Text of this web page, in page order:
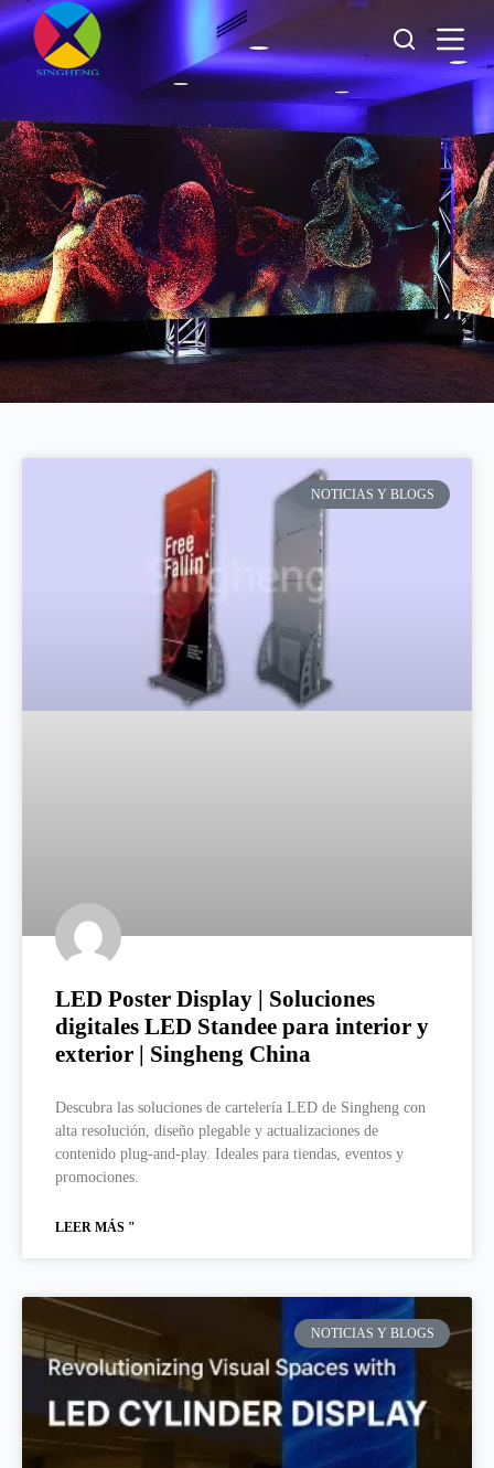
跳
过
内
NOTICIAS Y BLOGS
LED Poster Display | Soluciones
digitales LED Standee para interior y
exterior | Singheng China
Descubra las soluciones de cartelería LED de Singheng con
alta resolución, diseño plegable y actualizaciones de
contenido plug-and-play. Ideales para tiendas, eventos y
promociones.
LEER MÁS "
NOTICIAS Y BLOGS